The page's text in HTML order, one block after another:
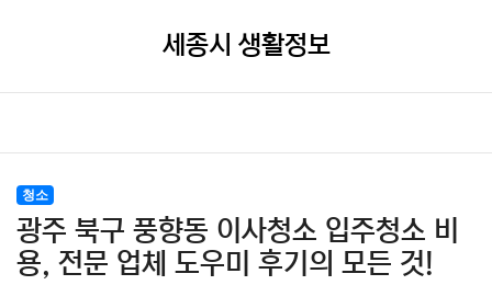
세종시 생활정보
청소
광주 북구 풍향동 이사청소 입주청소 비
용, 전문 업체 도우미 후기의 모든 것!